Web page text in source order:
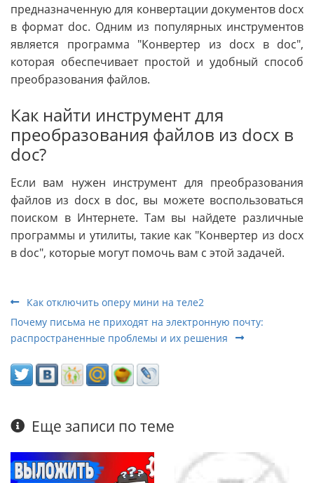
предназначенную для конвертации документов docx
в формат doc. Одним из популярных инструментов
является программа "Конвертер из docx в doc",
которая обеспечивает простой и удобный способ
преобразования файлов.
Как найти инструмент для
преобразования файлов из docx в
doc?
Если вам нужен инструмент для преобразования
файлов из docx в doc, вы можете воспользоваться
поиском в Интернете. Там вы найдете различные
программы и утилиты, такие как "Конвертер из docx
в doc", которые могут помочь вам с этой задачей.
Как отключить оперу мини на теле2
Почему письма не приходят на электронную почту:
распространенные проблемы и их решения
Еще записи по теме